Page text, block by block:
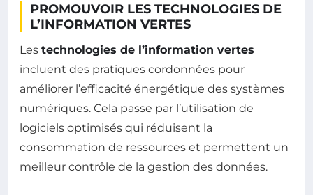
PROMOUVOIR LES TECHNOLOGIES DE
L’INFORMATION VERTES
Les technologies de l’information vertes
incluent des pratiques cordonnées pour
améliorer l’efficacité énergétique des systèmes
numériques. Cela passe par l’utilisation de
logiciels optimisés qui réduisent la
consommation de ressources et permettent un
meilleur contrôle de la gestion des données.